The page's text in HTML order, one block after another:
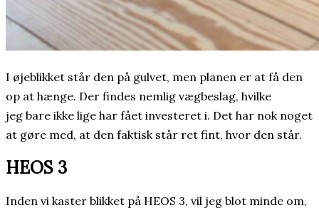
I øjeblikket står den på gulvet, men planen er at få den
op at hænge. Der findes nemlig vægbeslag, hvilke
jeg bare ikke lige har fået investeret i. Det har nok noget
at gøre med, at den faktisk står ret fint, hvor den står.
HEOS 3
Inden vi kaster blikket på HEOS 3, vil jeg blot minde om,